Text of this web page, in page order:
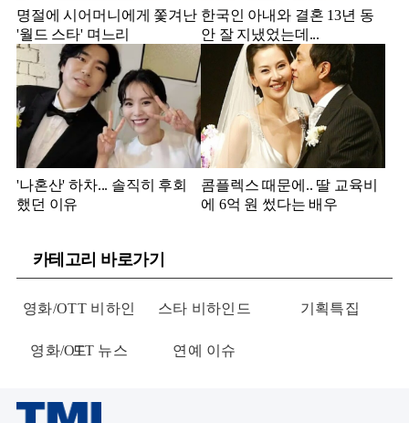
명절에 시어머니에게 쫓겨난
'월드 스타' 며느리
한국인 아내와 결혼 13년 동
안 잘 지냈었는데...
'나혼산' 하차... 솔직히 후회
했던 이유
콤플렉스 때문에.. 딸 교육비
에 6억 원 썼다는 배우
카테고리 바로가기
영화/OTT 비하인
드
스타 비하인드 기획특집
영화/OTT 뉴스 연예 이슈